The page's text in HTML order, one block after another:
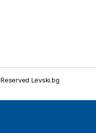
Levski.bg